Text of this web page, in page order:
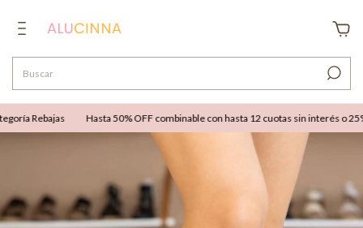
Rebajas Hasta 50% OFF combinable con hasta 12 cuotas sin interés o 25%